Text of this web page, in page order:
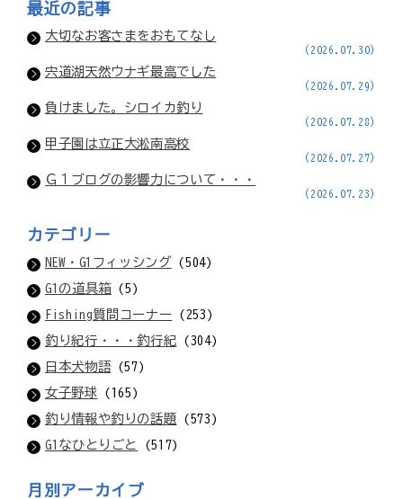
最近の記事
大切なお客さまをおもてなし
(2026.07.30)
宍道湖天然ウナギ最高でした
(2026.07.29)
負けました。シロイカ釣り
(2026.07.28)
甲子園は立正大淞南高校
(2026.07.27)
Ｇ１ブログの影響力について・・・
(2026.07.23)
カテゴリー
NEW・G1フィッシング(504)
G1の道具箱(5)
Fishing質問コーナー (253)
釣り紀行・・・釣行紀 (304)
日本犬物語(57)
女子野球 (165)
釣り情報や釣りの話題 (573)
G1なひとりごと
(517)
月別アーカイブ